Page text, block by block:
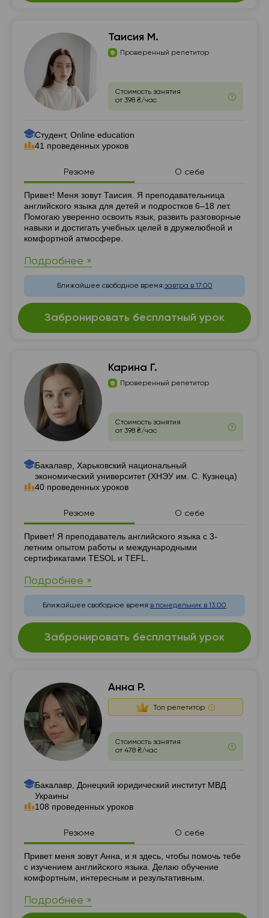
Таисия М.
Проверенный репетитор
Стоимость занятия
от 398 ₴/час
Студент, Online education
41 проведенных уроков
Резюме О себе
Резюме
Привет! Меня зовут Таисия. Я преподавательница
английского языка для детей и подростков 6–18 лет.
Помогаю уверенно освоить язык, развить разговорные
навыки и достигать учебных целей в дружелюбной и
комфортной атмосфере.
Подробнее »
Ближайшее свободное время:завтра в 17:00
Забронировать бесплатный урок
Карина Г.
Проверенный репетитор
Стоимость занятия
от 398 ₴/час
Бакалавр, Харьковский национальный
экономический университет (ХНЭУ им. С. Кузнеца)
40 проведенных уроков
Резюме О себе
Резюме
Привет! Я преподаватель английского языка с 3-
летним опытом работы и международными
сертификатами TESOL и TEFL.
Подробнее »
Ближайшее свободное время:в понедельник в 13:00
Забронировать бесплатный урок
Анна Р.
Топ репетитор
Стоимость занятия
от 478 ₴/час
Бакалавр, Донецкий юридический институт МВД
Украины
108 проведенных уроков
Резюме О себе
Резюме
Привет меня зовут Анна, и я здесь, чтобы помочь тебе
с изучением английского языка. Делаю обучение
комфортным, интересным и результативным.
Подробнее »